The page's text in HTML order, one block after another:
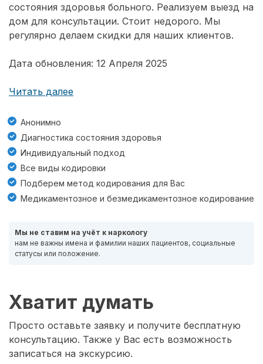
состояния здоровья больного. Реализуем выезд на
дом для консультации. Стоит недорого. Мы
регулярно делаем скидки для наших клиентов.
Дата обновления: 12 Апреля 2025
Читать далее
Анонимно
Диагностика состояния здоровья
Индивидуальный подход
Все виды кодировки
Подберем метод кодирования для Вас
Медикаментозное и безмедикаментозное кодирование
Мы не ставим на учёт к наркологу
нам не важны имена и фамилии наших пациентов, социальные
статусы или положение.
Хватит думать
Просто оставьте заявку и получите бесплатную
консультацию. Также у Вас есть возможность
записаться на экскурсию.